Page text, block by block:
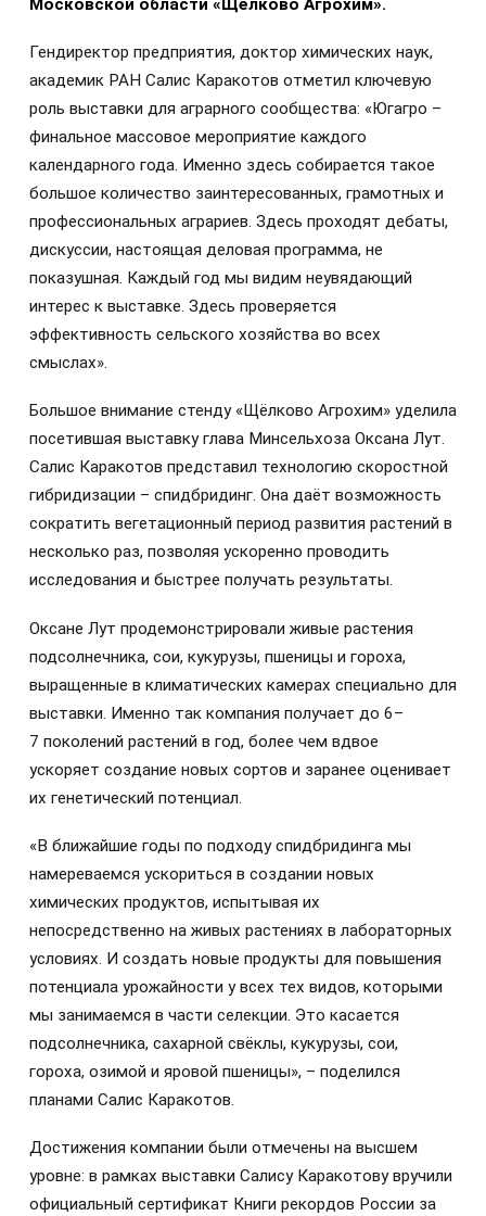
Московской области «Щёлково Агрохим».
Гендиректор предприятия, доктор химических наук,
академик РАН Салис Каракотов отметил ключевую
роль выставки для аграрного сообщества: «Югагро –
финальное массовое мероприятие каждого
календарного года. Именно здесь собирается такое
большое количество заинтересованных, грамотных и
профессиональных аграриев. Здесь проходят дебаты,
дискуссии, настоящая деловая программа, не
показушная. Каждый год мы видим неувядающий
интерес к выставке. Здесь проверяется
эффективность сельского хозяйства во всех
смыслах».
Большое внимание стенду «Щёлково Агрохим» уделила
посетившая выставку глава Минсельхоза Оксана Лут.
Салис Каракотов представил технологию скоростной
гибридизации – спидбридинг. Она даёт возможность
сократить вегетационный период развития растений в
несколько раз, позволяя ускоренно проводить
исследования и быстрее получать результаты.
Оксане Лут продемонстрировали живые растения
подсолнечника, сои, кукурузы, пшеницы и гороха,
выращенные в климатических камерах специально для
выставки. Именно так компания получает до 6–
7 поколений растений в год, более чем вдвое
ускоряет создание новых сортов и заранее оценивает
их генетический потенциал.
«В ближайшие годы по подходу спидбридинга мы
намереваемся ускориться в создании новых
химических продуктов, испытывая их
непосредственно на живых растениях в лабораторных
условиях. И создать новые продукты для повышения
потенциала урожайности у всех тех видов, которыми
мы занимаемся в части селекции. Это касается
подсолнечника, сахарной свёклы, кукурузы, сои,
гороха, озимой и яровой пшеницы», – поделился
планами Салис Каракотов.
Достижения компании были отмечены на высшем
уровне: в рамках выставки Салису Каракотову вручили
официальный сертификат Книги рекордов России за